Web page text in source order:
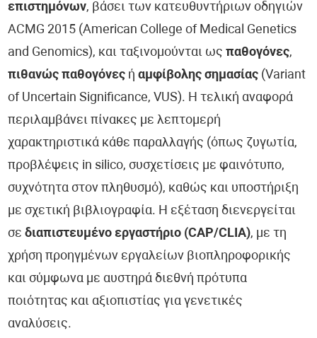
επιστημόνων, βάσει των κατευθυντήριων οδηγιών
ACMG 2015 (American College of Medical Genetics
and Genomics), και ταξινομούνται ωςπαθογόνες,
πιθανώς παθογόνες ήαμφίβολης σημασίας (Variant
of Uncertain Significance, VUS). Η τελική αναφορά
περιλαμβάνει πίνακες με λεπτομερή
χαρακτηριστικά κάθε παραλλαγής (όπως ζυγωτία,
προβλέψεις in silico, συσχετίσεις με φαινότυπο,
συχνότητα στον πληθυσμό), καθώς και υποστήριξη
με σχετική βιβλιογραφία. Η εξέταση διενεργείται
σεδιαπιστευμένο εργαστήριο (CAP/CLIA), με τη
χρήση προηγμένων εργαλείων βιοπληροφορικής
και σύμφωνα με αυστηρά διεθνή πρότυπα
ποιότητας και αξιοπιστίας για γενετικές
αναλύσεις.